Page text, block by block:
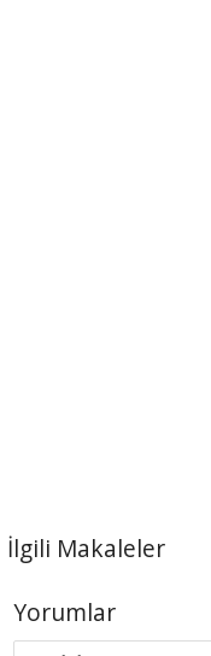
İlgili Makaleler
Yorumlar